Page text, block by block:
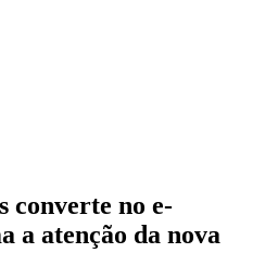
converte no e-
a atenção da nova